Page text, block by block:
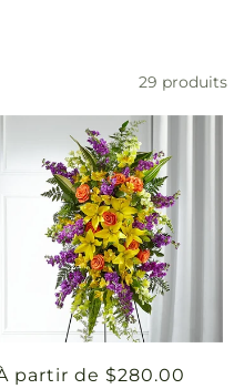
29 produits
partir de $280.00